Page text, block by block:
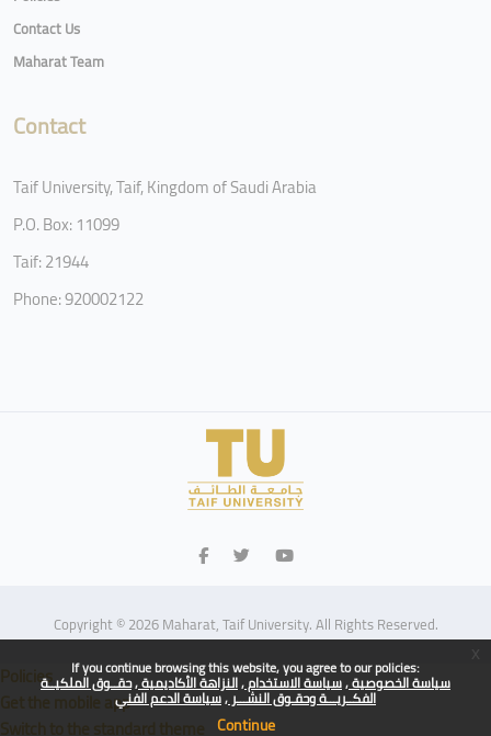
If you continue browsing this website, you agree to our policies:
سياسة الخصوصية سياسة الاستخدام النزاهة الأكاديمية حقــوق الملكيــة
الفكــريـــة وحقـوق النشـــر سياسة الدعم الفني
Continue
Contact Us
Maharat Team
Contact
Taif University, Taif, Kingdom of Saudi Arabia
P.O. Box: 11099
Taif: 21944
Phone: 920002122
Copyright © 2026 Maharat, Taif University. All Rights Reserved.
Policies
Get the mobile app